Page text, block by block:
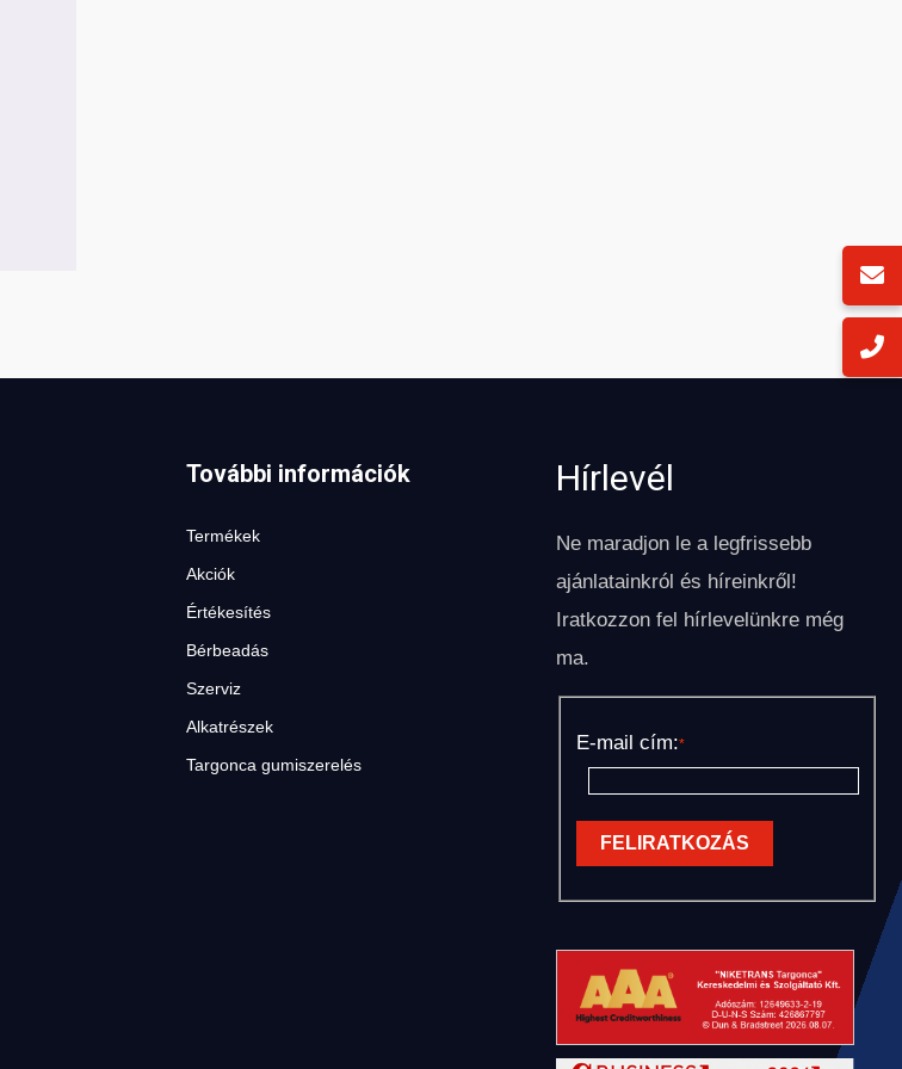
További információk
Termékek
Akciók
Értékesítés
Bérbeadás
Szerviz
Alkatrészek
Targonca gumiszerelés
Hírlevél
Ne maradjon le a legfrissebb
ajánlatainkról és híreinkről!
Iratkozzon fel hírlevelünkre még
ma.
E-mail cím:*